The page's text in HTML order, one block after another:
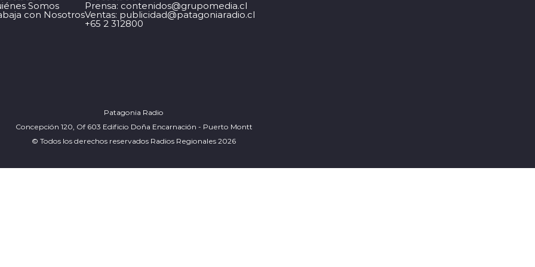
Somos
con Nosotros
Prensa: contenidos@grupomedia.cl
Ventas: publicidad@patagoniaradio.cl
+65 2 312800
Patagonia Radio
Concepción 120, Of 603 Edificio Doña Encarnación - Puerto Montt
© Todos los derechos reservados Radios Regionales 2026